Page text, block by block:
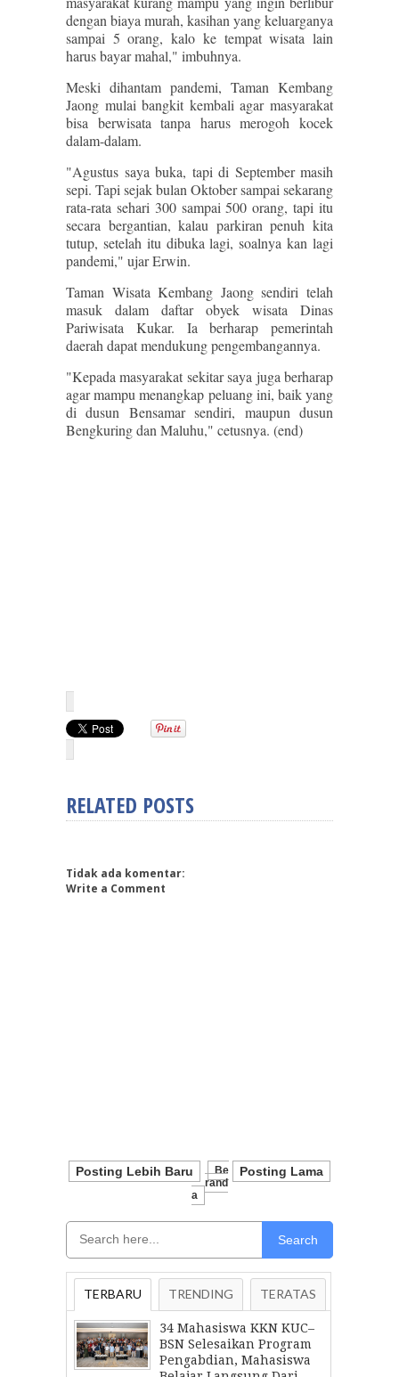
dengan biaya murah, kasihan yang keluarganya
sampai 5 orang, kalo ke tempat wisata lain
harus bayar mahal," imbuhnya.
Meski dihantam pandemi, Taman Kembang
Jaong mulai bangkit kembali agar masyarakat
bisa berwisata tanpa harus merogoh kocek
dalam-dalam.
"Agustus saya buka, tapi di September masih
sepi. Tapi sejak bulan Oktober sampai sekarang
rata-rata sehari 300 sampai 500 orang, tapi itu
secara bergantian, kalau parkiran penuh kita
tutup, setelah itu dibuka lagi, soalnya kan lagi
pandemi," ujar Erwin.
Taman Wisata Kembang Jaong sendiri telah
masuk dalam daftar obyek wisata Dinas
Pariwisata Kukar. Ia berharap pemerintah
daerah dapat mendukung pengembangannya.
"Kepada masyarakat sekitar saya juga berharap
agar mampu menangkap peluang ini, baik yang
di dusun Bensamar sendiri, maupun dusun
Bengkuring dan Maluhu," cetusnya. (end)
RELATED POSTS
Tidak ada komentar:
Write a Comment
Posting Lebih Baru Posting Lama
Be
Rand
A
Search
TERBARU TRENDING TERATAS
34 Mahasiswa KKN KUC–
BSN Selesaikan Program
Pengabdian, Mahasiswa